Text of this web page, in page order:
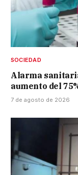
SOCIEDAD
Alarma
aumento del
7 de agosto de 2026